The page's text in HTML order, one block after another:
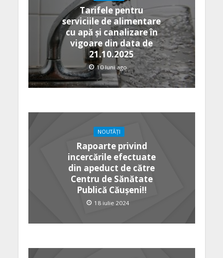
Tarifele pentru
serviciile de alimentare
cu apă şi canalizare în
vigoare din data de
21.10.2025
10 luni ago
NOUTĂȚI
Rapoarte privind
incercările efectuate
din apeduct de către
Centru de Sănătate
Publică Căușeni!!
18 iulie 2024